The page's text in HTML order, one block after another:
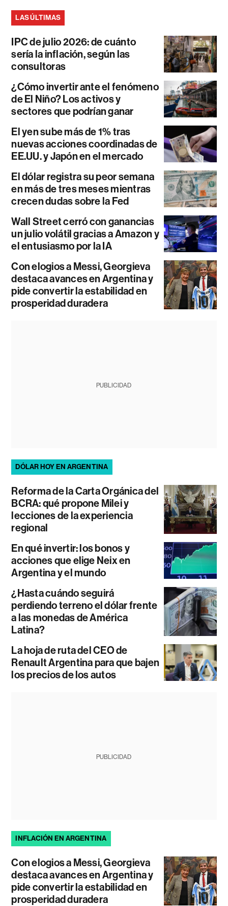
LAS ÚLTIMAS
IPC de julio 2026: de cuánto
sería la inflación, según las
consultoras
¿Cómo invertir ante el fenómeno
de El Niño? Los activos y
sectores que podrían ganar
El yen sube más de 1% tras
nuevas acciones coordinadas de
EE.UU. y Japón en el mercado
El dólar registra su peor semana
en más de tres meses mientras
crecen dudas sobre la Fed
Wall Street cerró con ganancias
un julio volátil gracias a Amazon y
el entusiasmo por la IA
Con elogios a Messi, Georgieva
destaca avances en Argentina y
pide convertir la estabilidad en
prosperidad duradera
PUBLICIDAD
DÓLAR HOY EN ARGENTINA
Reforma de la Carta Orgánica del
BCRA: qué propone Milei y
lecciones de la experiencia
regional
En qué invertir: los bonos y
acciones que elige Neix en
Argentina y el mundo
¿Hasta cuándo seguirá
perdiendo terreno el dólar frente
a las monedas de América
Latina?
La hoja de ruta del CEO de
Renault Argentina para que bajen
los precios de los autos
PUBLICIDAD
INFLACIÓN EN ARGENTINA
Con elogios a Messi, Georgieva
destaca avances en Argentina y
pide convertir la estabilidad en
prosperidad duradera